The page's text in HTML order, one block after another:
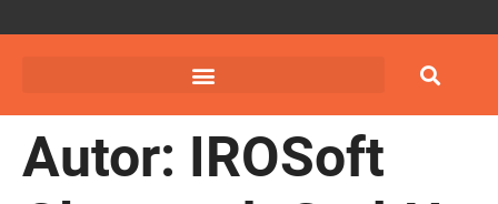
Autor: IROSoft